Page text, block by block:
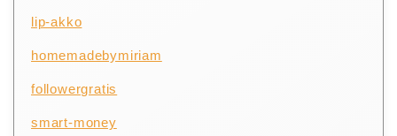
lip-akko
homemadebymiriam
followergratis
smart-money